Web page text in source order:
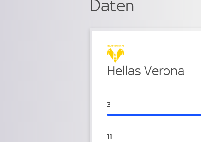
Daten
Verteidigung
Hellas Verona
Hellas Verona:
3
Hellas Verona:
11